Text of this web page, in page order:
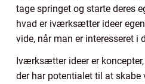
tage springet og starte deres
hvad er iværksætter ideer
vide, når man er interesseret i
Iværksætter ideer er
der har potentialet til at